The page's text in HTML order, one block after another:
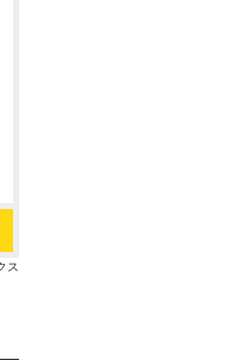
ス